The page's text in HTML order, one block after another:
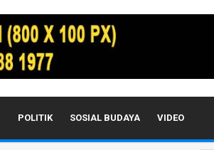
POLITIK SOSIAL BUDAYA VIDEO